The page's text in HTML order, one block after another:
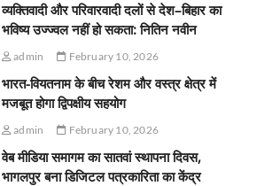
व्यक्तिवादी और परिवारवादी दलों से देश–बिहार का
भविष्य उज्ज्वल नहीं हो सकता: नितिन नवीन
admin February 10, 2026
भारत-वियतनाम के बीच रेशम और वस्त्र क्षेत्र में
मजबूत होगा द्विपक्षीय सहयोग
admin February 10, 2026
वेब मीडिया समागम का सातवां स्थापना दिवस,
भागलपुर बना डिजिटल पत्रकारिता का केंद्र